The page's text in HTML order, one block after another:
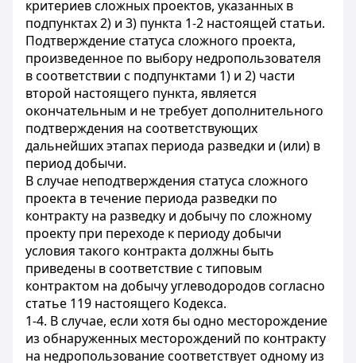
критериев сложных проектов, указанных в
подпунктах 2) и 3) пункта 1-2 настоящей статьи.
Подтверждение статуса сложного проекта,
произведенное по выбору недропользователя
в соответствии с подпунктами 1) и 2) части
второй настоящего пункта, является
окончательным и не требует дополнительного
подтверждения на соответствующих
дальнейших этапах периода разведки и (или) в
период добычи.
В случае неподтверждения статуса сложного
проекта в течение периода разведки по
контракту на разведку и добычу по сложному
проекту при переходе к периоду добычи
условия такого контракта должны быть
приведены в соответствие с типовым
контрактом на добычу углеводородов согласно
статье 119 настоящего Кодекса.
1-4. В случае, если хотя бы одно месторождение
из обнаруженных месторождений по контракту
на недропользование соответствует одному из